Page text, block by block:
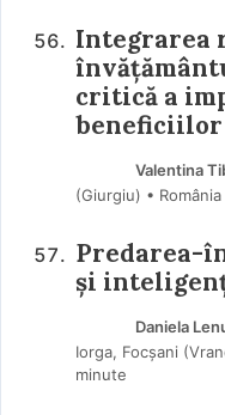
Integrarea
critică a
Valentina
(Giurgiu) • România
Predarea-
și
Daniela
Iorga, Focșani
minute